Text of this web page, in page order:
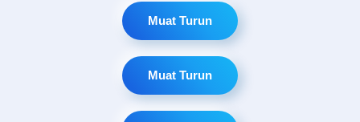
Muat Turun
Muat Turun